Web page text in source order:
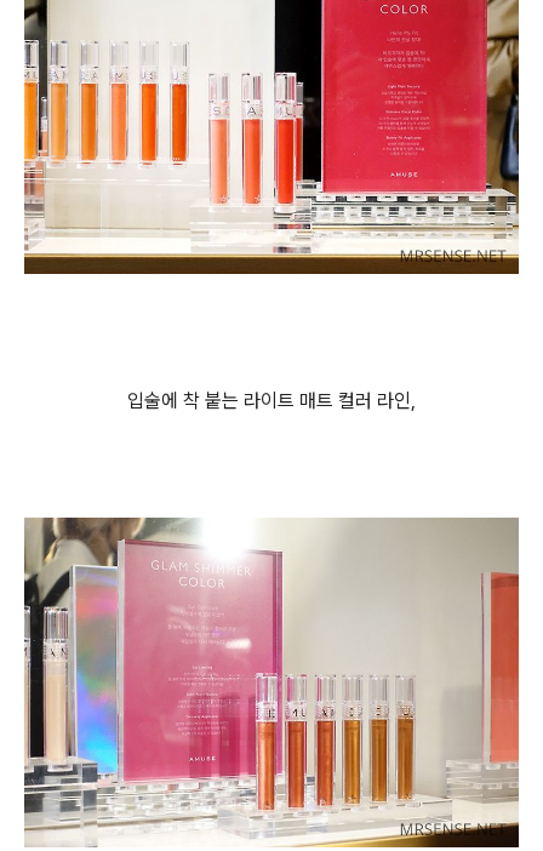
입술에 착 붙는 라이트 매트 컬러 라인,